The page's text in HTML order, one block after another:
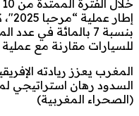
للسيارات مقارنة مع عملية
المغرب يعزز ريادته
السدود رهان استراتيجي
(الصحراء المغربية)